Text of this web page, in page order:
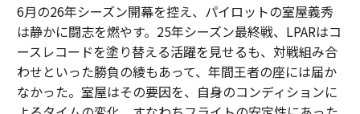
6月の26年シーズン開幕を控え、パイロットの室屋義秀
は静かに闘志を燃やす。25年シーズン最終戦、LPARはコ
ースレコードを塗り替える活躍を見せるも、対戦組み合
わせといった勝負の綾もあって、年間王者の座には届か
なかった。室屋はその要因を、自身のコンディションに